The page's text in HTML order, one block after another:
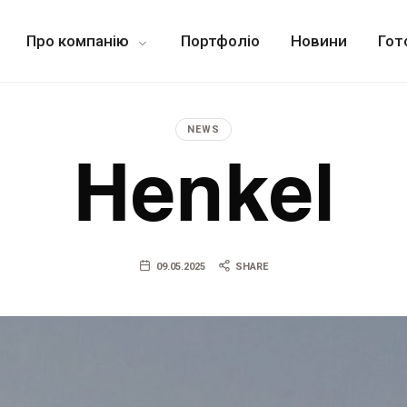
а також промислових бетонних і наливних покриттів.
Про компанію Портфоліо Новини
NEWS
Henkel
09.05.2025 SHARE